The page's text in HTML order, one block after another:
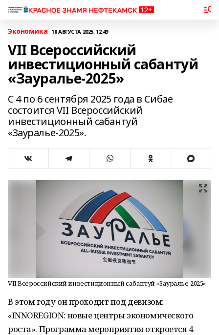
Экономика 18 АВГУСТА 2025, 12:49
VII Всероссийский
инвестиционный сабантуй
«Зауралье-2025»
С 4 по 6 сентября 2025 года в Сибае
состоится VII Всероссийский
инвестиционный сабантуй
«Зауралье-2025».
VII Всероссийский инвестиционный сабантуй «Зауралье-2025»
В этом году он проходит под девизом:
«INNOREGION: новые центры экономического
роста». Программа мероприятия откроется 4